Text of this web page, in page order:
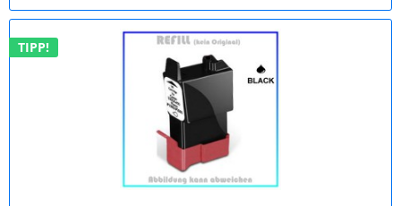
TIPP!